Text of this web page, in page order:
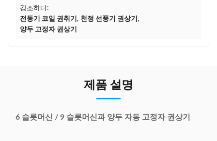
강조하다:
전동기 코일 권취기 , 천정 선풍기 권상기 ,
양두 고정자 권상기
제품 설명
6 슬롯머신 / 9 슬롯머신과 양두 자동 고정자 권상기